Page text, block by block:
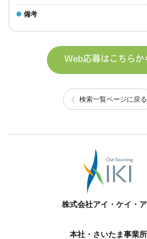
備考
Web応募はこちらか
検索一覧ページに戻る
株式会社アイ・ケイ・
本社・さいたま事業所